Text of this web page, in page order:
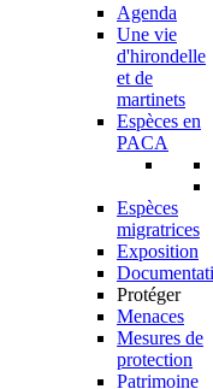
Agenda
Une vie
d'hirondelle
et de
martinets
Espèces en
PACA
Espèces
migratrices
Exposition
Protéger
Menaces
Mesures de
protection
Patrimoine